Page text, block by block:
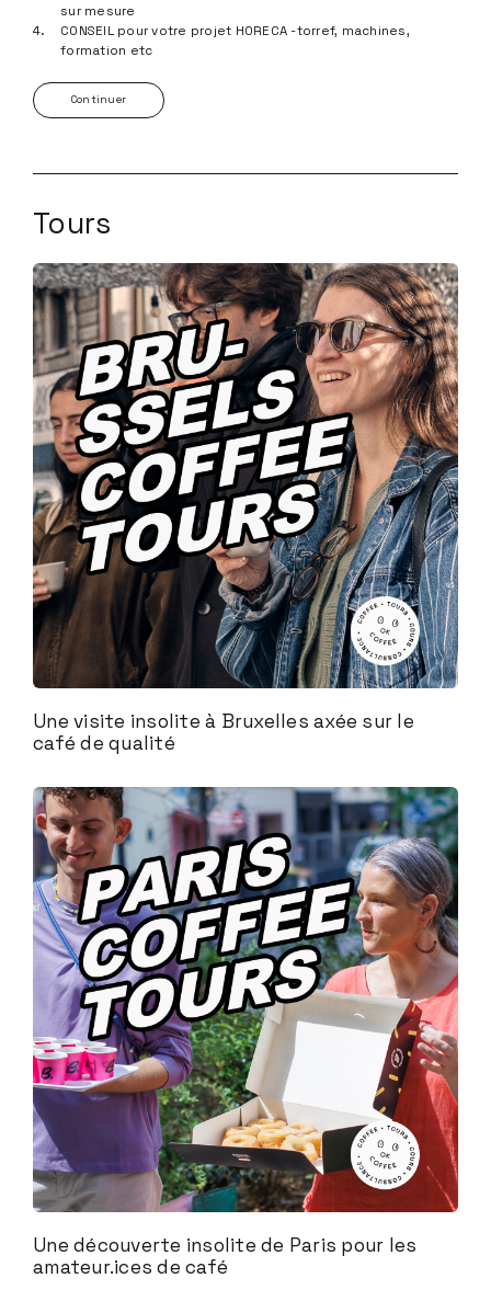
sur mesure
CONSEIL pour votre projet HORECA -torref, machines,
formation etc
Continuer
Tours
Une visite insolite à Bruxelles axée sur le
café de qualité
Une découverte insolite de Paris pour les
amateur.ices de café